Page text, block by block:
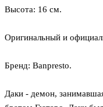
Высота: 16 см.
Оригинальный и
Бренд: Banpresto.
Даки - демон,